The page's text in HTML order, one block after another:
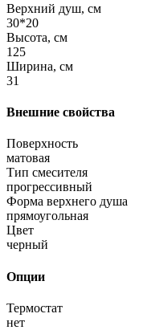
Верхний душ, см
30*20
Высота, см
125
Ширина, см
31
Внешние свойства
Поверхность
матовая
Тип смесителя
прогрессивный
Форма верхнего душа
прямоугольная
Цвет
черный
Опции
Термостат
нет